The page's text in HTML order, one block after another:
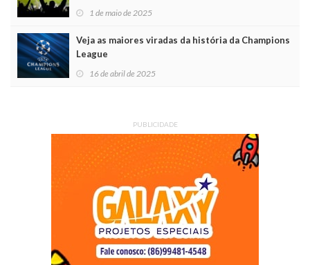
1 de maio de 2025
Veja as maiores viradas da história da Champions
League
16 de abril de 2025
PUBLICIDADE